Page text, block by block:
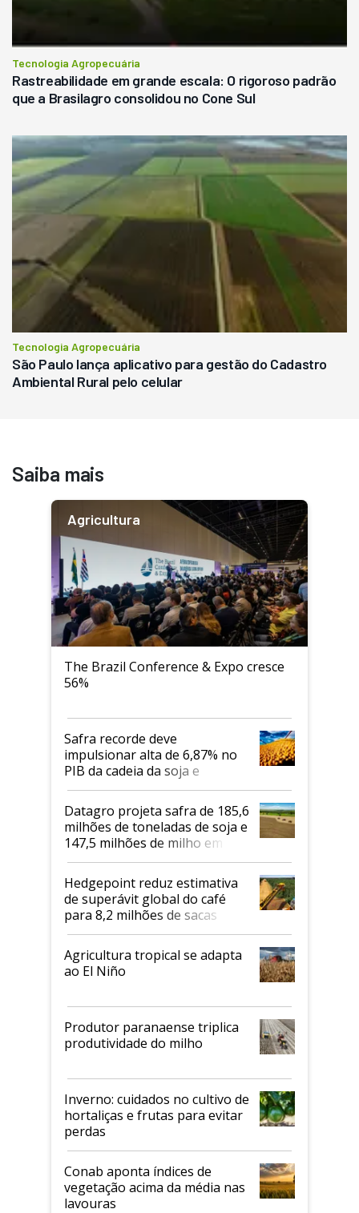
Tecnologia Agropecuária
Rastreabilidade em grande escala: O rigoroso padrão
que a Brasilagro consolidou no Cone Sul
Tecnologia Agropecuária
São Paulo lança aplicativo para gestão do Cadastro
Ambiental Rural pelo celular
Saiba mais
Agricultura
The Brazil Conference & Expo cresce
56%
Safra recorde deve
impulsionar alta de 6,87% no
PIB da cadeia da soja e
biodiesel em 2026
Datagro projeta safra de 185,6
milhões de toneladas de soja e
147,5 milhões de milho em
2026/27
Hedgepoint reduz estimativa
de superávit global do café
para 8,2 milhões de sacas
Agricultura tropical se adapta
ao El Niño
Produtor paranaense triplica
produtividade do milho
Inverno: cuidados no cultivo de
hortaliças e frutas para evitar
perdas
Conab aponta índices de
vegetação acima da média nas
lavouras